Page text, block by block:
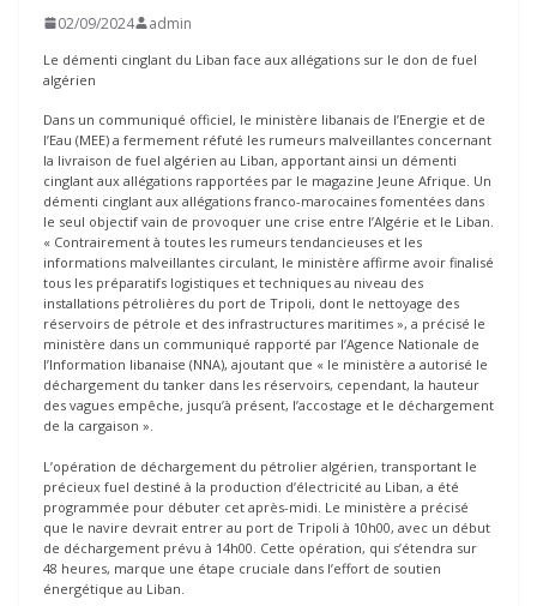
02/09/2024 admin
Le démenti cinglant du Liban face aux allégations sur le don de fuel
algérien
Dans un communiqué officiel, le ministère libanais de l’Energie et de
l’Eau (MEE) a fermement réfuté les rumeurs malveillantes concernant
la livraison de fuel algérien au Liban, apportant ainsi un démenti
cinglant aux allégations rapportées par le magazine Jeune Afrique. Un
démenti cinglant aux allégations franco-marocaines fomentées dans
le seul objectif vain de provoquer une crise entre l’Algérie et le Liban.
« Contrairement à toutes les rumeurs tendancieuses et les
informations malveillantes circulant, le ministère affirme avoir finalisé
tous les préparatifs logistiques et techniques au niveau des
installations pétrolières du port de Tripoli, dont le nettoyage des
réservoirs de pétrole et des infrastructures maritimes », a précisé le
ministère dans un communiqué rapporté par l’Agence Nationale de
l’Information libanaise (NNA), ajoutant que « le ministère a autorisé le
déchargement du tanker dans les réservoirs, cependant, la hauteur
des vagues empêche, jusqu’à présent, l’accostage et le déchargement
de la cargaison ».
L’opération de déchargement du pétrolier algérien, transportant le
précieux fuel destiné à la production d’électricité au Liban, a été
programmée pour débuter cet après-midi. Le ministère a précisé
que le navire devrait entrer au port de Tripoli à 10h00, avec un début
de déchargement prévu à 14h00. Cette opération, qui s’étendra sur
48 heures, marque une étape cruciale dans l’effort de soutien
énergétique au Liban.